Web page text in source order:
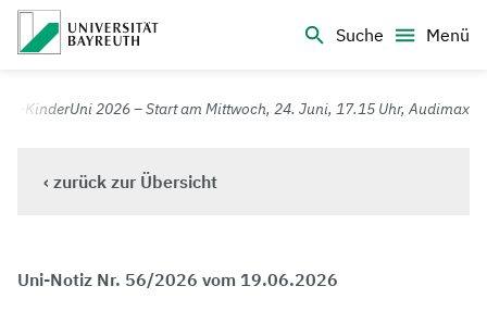
Suche
Menü
Universität Bayreuth – Deine Top-Campus-Uni
KinderUni 2026 – Start am Mittwoch, 24. Juni, 17.15 Uhr, Audimax
‹ zurück zur Übersicht
Uni-Notiz Nr. 56/2026 vom 19.06.2026